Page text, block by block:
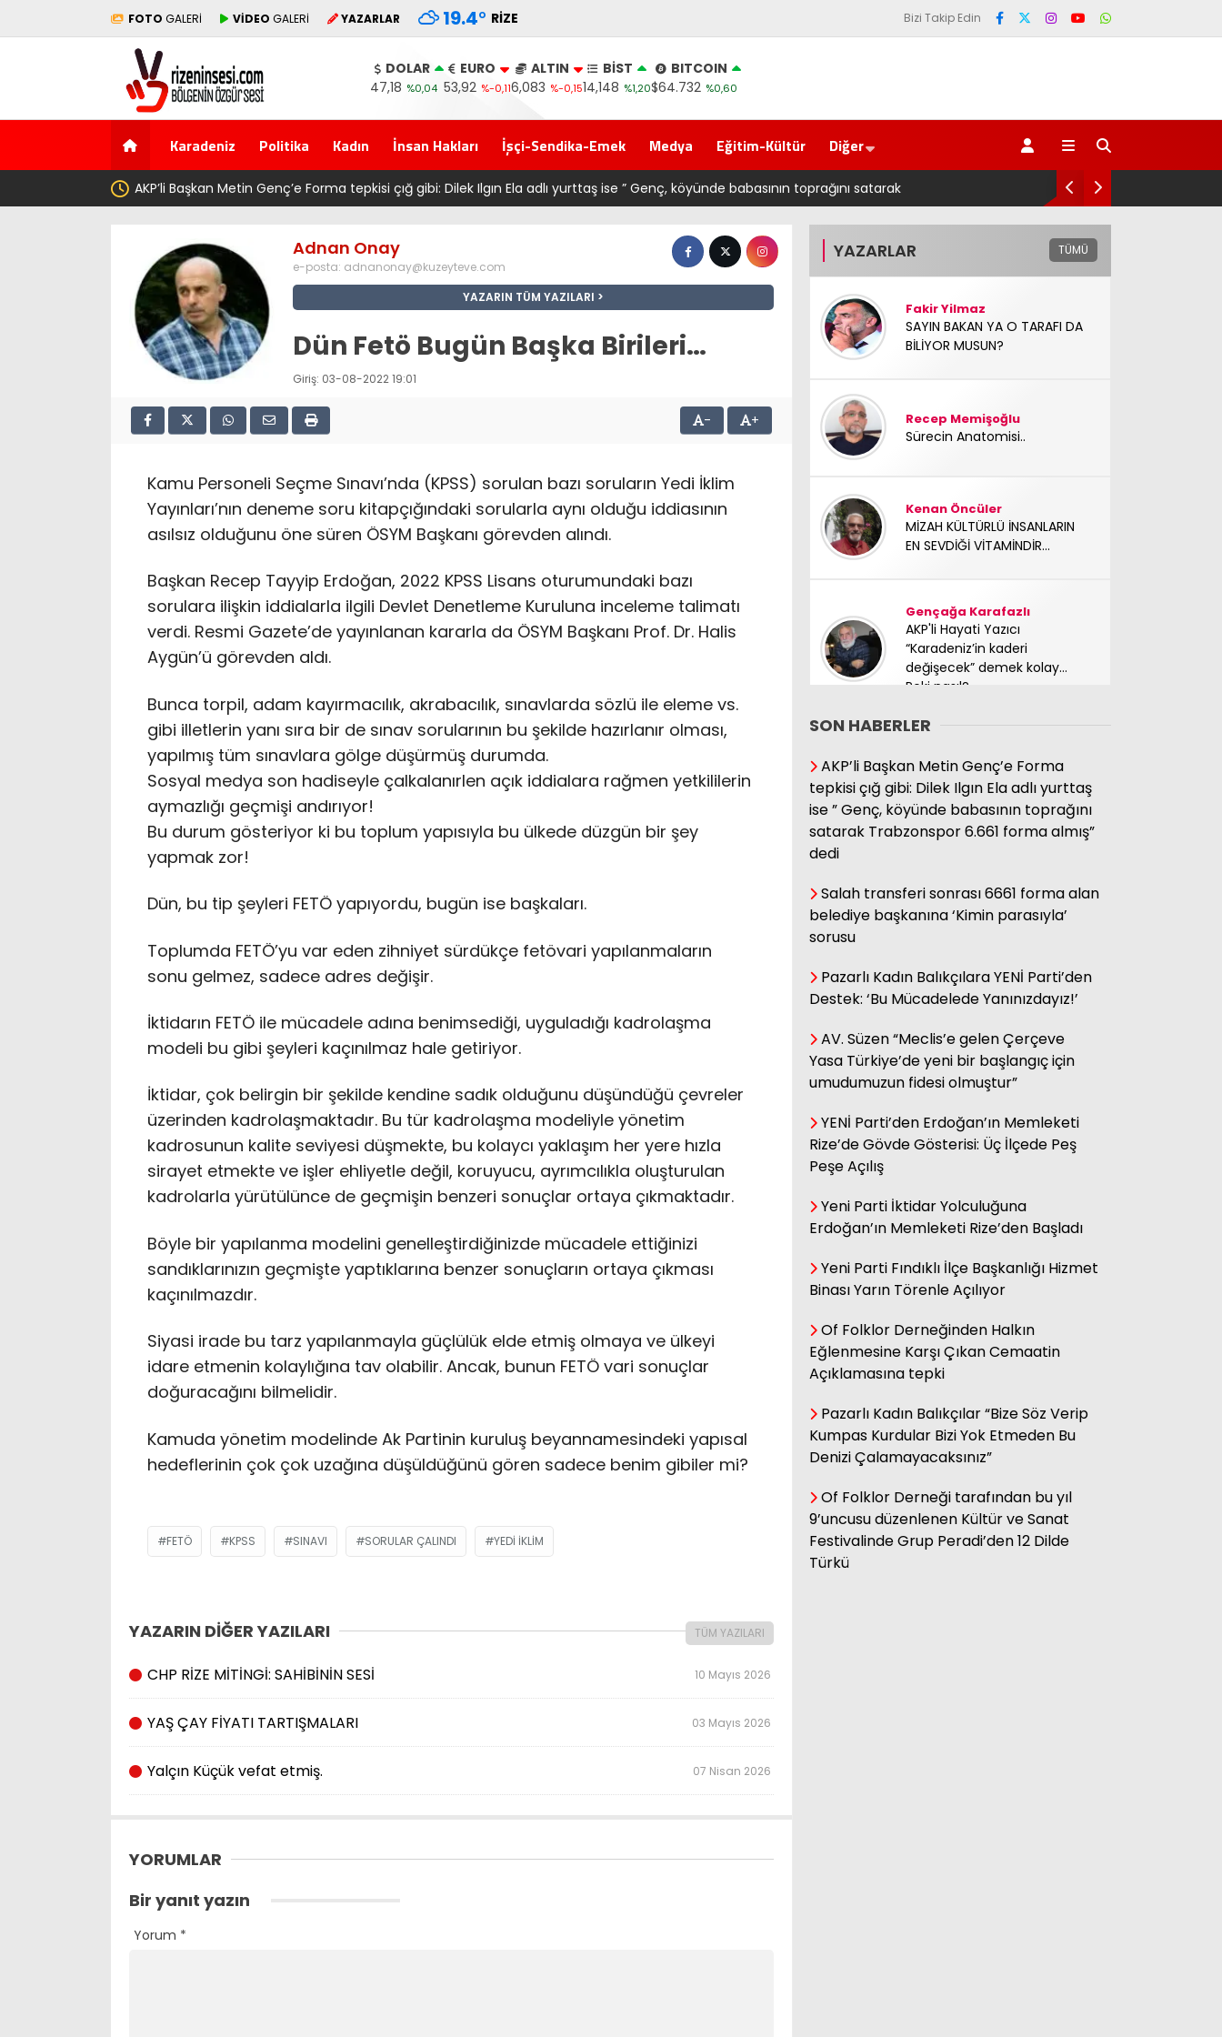
FOTO GALERİ VİDEO GALERİ YAZARLAR 19.4° RIZE Bizi Takip Edin
DOLAR
47,18 %0,04
EURO
53,92 %-0,11
ALTIN
6,083 %-0,15
BİST
14,148 %1,20
BITCOIN
$64.732 %0,60
Karadeniz Politika Kadın İnsan Hakları İşçi-Sendika-Emek Medya Eğitim-Kültür Diğer
AKP’li Başkan Metin Genç’e Forma tepkisi çığ gibi: Dilek Ilgın Ela adlı yurttaş ise ” Genç, köyünde babasının toprağını satarak
Salah transferi sonrası 6661 forma alan belediye
Adnan Onay
e-posta: adnanonay@kuzeyteve.com
YAZARIN TÜM YAZILARI
Dün Fetö Bugün Başka Birileri…
Giriş: 03-08-2022 19:01
- +
Kamu Personeli Seçme Sınavı’nda (KPSS) sorulan bazı soruların Yedi İklim
Yayınları’nın deneme soru kitapçığındaki sorularla aynı olduğu iddiasının
asılsız olduğunu öne süren ÖSYM Başkanı görevden alındı.
Başkan Recep Tayyip Erdoğan, 2022 KPSS Lisans oturumundaki bazı
sorulara ilişkin iddialarla ilgili Devlet Denetleme Kuruluna inceleme talimatı
verdi. Resmi Gazete’de yayınlanan kararla da ÖSYM Başkanı Prof. Dr. Halis
Aygün’ü görevden aldı.
Bunca torpil, adam kayırmacılık, akrabacılık, sınavlarda sözlü ile eleme vs.
gibi illetlerin yanı sıra bir de sınav sorularının bu şekilde hazırlanır olması,
yapılmış tüm sınavlara gölge düşürmüş durumda.
Sosyal medya son hadiseyle çalkalanırlen açık iddialara rağmen yetkililerin
aymazlığı geçmişi andırıyor!
Bu durum gösteriyor ki bu toplum yapısıyla bu ülkede düzgün bir şey
yapmak zor!
Dün, bu tip şeyleri FETÖ yapıyordu, bugün ise başkaları.
Toplumda FETÖ’yu var eden zihniyet sürdükçe fetövari yapılanmaların
sonu gelmez, sadece adres değişir.
İktidarın FETÖ ile mücadele adına benimsediği, uyguladığı kadrolaşma
modeli bu gibi şeyleri kaçınılmaz hale getiriyor.
İktidar, çok belirgin bir şekilde kendine sadık olduğunu düşündüğü çevreler
üzerinden kadrolaşmaktadır. Bu tür kadrolaşma modeliyle yönetim
kadrosunun kalite seviyesi düşmekte, bu kolaycı yaklaşım her yere hızla
sirayet etmekte ve işler ehliyetle değil, koruyucu, ayrımcılıkla oluşturulan
kadrolarla yürütülünce de geçmişin benzeri sonuçlar ortaya çıkmaktadır.
Böyle bir yapılanma modelini genelleştirdiğinizde mücadele ettiğinizi
sandıklarınızın geçmişte yaptıklarına benzer sonuçların ortaya çıkması
kaçınılmazdır.
Siyasi irade bu tarz yapılanmayla güçlülük elde etmiş olmaya ve ülkeyi
idare etmenin kolaylığına tav olabilir. Ancak, bunun FETÖ vari sonuçlar
doğuracağını bilmelidir.
Kamuda yönetim modelinde Ak Partinin kuruluş beyannamesindeki yapısal
hedeflerinin çok çok uzağına düşüldüğünü gören sadece benim gibiler mi?
FETÖ KPSS SINAVI SORULAR ÇALINDI YEDI IKLIM
YAZARIN DİĞER YAZILARI TÜM YAZILARI
CHP RİZE MİTİNGİ: SAHİBİNİN SESİ 10 Mayıs 2026
YAŞ ÇAY FİYATI TARTIŞMALARI 03 Mayıs 2026
Yalçın Küçük vefat etmiş. 07 Nisan 2026
YORUMLAR
Bir yanıt yazın
Yorum *
YAZARLAR TÜMÜ
Fakir Yilmaz
SAYIN BAKAN YA O TARAFI DA
BİLİYOR MUSUN?
Recep Memişoğlu
Sürecin Anatomisi..
Kenan Öncüler
MİZAH KÜLTÜRLÜ İNSANLARIN
EN SEVDİĞİ VİTAMİNDİR...
Gençağa Karafazlı
AKP'li Hayati Yazıcı
“Karadeniz’in kaderi
değişecek” demek kolay…
Peki nasıl?
Mücadele arkadaşımız
yoldaşımız TC Sinan Kutay
abimizi kaybettik. Başımız
sağ olsun.
Adnan Onay
CHP RİZE MİTİNGİ: SAHİBİNİN
Ali Kasap
Kamil Kopuz
Din, Siyaset ve Toplum
BAŞLARKEN.....
Hasan Küçük
Elektrikte Taksite Bağlanmış
Zam Dönemi
Fatma Genc
YILAN HİKÂYESİNE DÖNEN ÇAY
KANUNU
SON HABERLER
AKP’li Başkan Metin Genç’e Forma
tepkisi çığ gibi: Dilek Ilgın Ela adlı yurttaş
ise ” Genç, köyünde babasının toprağını
satarak Trabzonspor 6.661 forma almış”
dedi
Salah transferi sonrası 6661 forma alan
belediye başkanına ‘Kimin parasıyla’
sorusu
Pazarlı Kadın Balıkçılara YENİ Parti’den
Destek: ‘Bu Mücadelede Yanınızdayız!’
AV. Süzen “Meclis’e gelen Çerçeve
Yasa Türkiye’de yeni bir başlangıç için
umudumuzun fidesi olmuştur”
YENİ Parti’den Erdoğan’ın Memleketi
Rize’de Gövde Gösterisi: Üç İlçede Peş
Peşe Açılış
Yeni Parti İktidar Yolculuğuna
Erdoğan’ın Memleketi Rize’den Başladı
Yeni Parti Fındıklı İlçe Başkanlığı Hizmet
Binası Yarın Törenle Açılıyor
Of Folklor Derneğinden Halkın
Eğlenmesine Karşı Çıkan Cemaatin
Açıklamasına tepki
Pazarlı Kadın Balıkçılar “Bize Söz Verip
Kumpas Kurdular Bizi Yok Etmeden Bu
Denizi Çalamayacaksınız”
Of Folklor Derneği tarafından bu yıl
9’uncusu düzenlenen Kültür ve Sanat
Festivalinde Grup Peradi’den 12 Dilde
Türkü